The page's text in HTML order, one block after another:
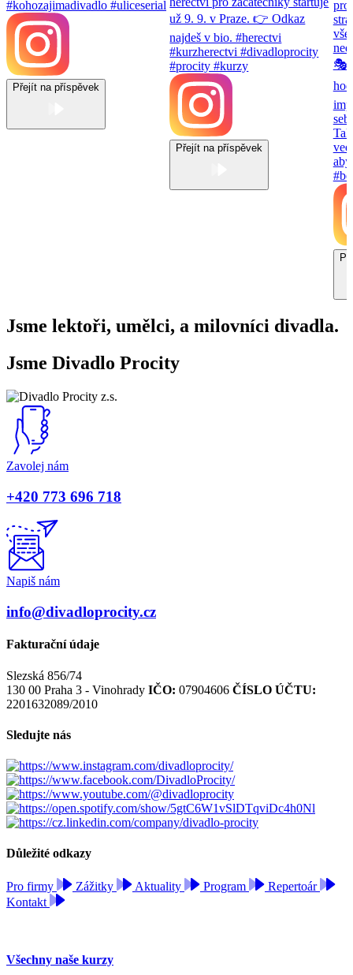
Přejít na příspěvek
Přejít na příspěvek
Jsme lektoři, umělci, a milovníci divadla.
Jsme Divadlo Procity
Zavolej nám
+420 773 696 718
Napiš nám
info@divadloprocity.cz
Fakturační údaje
Slezská 856/74
130 00 Praha 3 - Vinohrady IČO: 07904606 ČÍSLO ÚČTU:
2201632089/2010
Sledujte nás
Důležité odkazy
Pro firmy Zážitky Aktuality Program
Repertoár
Kontakt
Všechny naše kurzy